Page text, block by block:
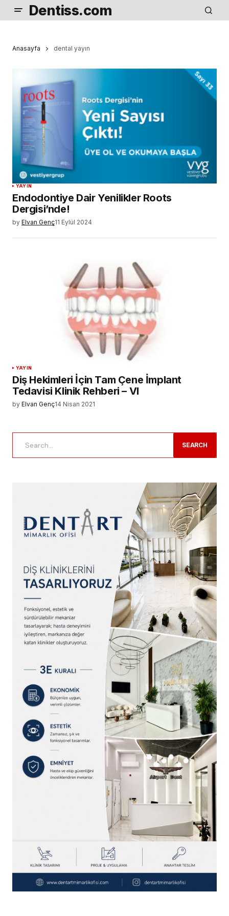
Dentiss.com
Anasayfa dental yayın
YAYIN
Endodontiye Dair Yenilikler Roots
Dergisi’nde!
by Elvan Genç11 Eylül 2024
YAYIN
Diş Hekimleri İçin Tam Çene İmplant
Tedavisi Klinik Rehberi – VI
by Elvan Genç14 Nisan 2021
SEARCH